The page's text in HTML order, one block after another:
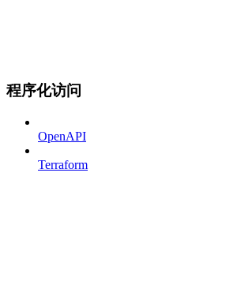
程序化访问
OpenAPI
Terraform